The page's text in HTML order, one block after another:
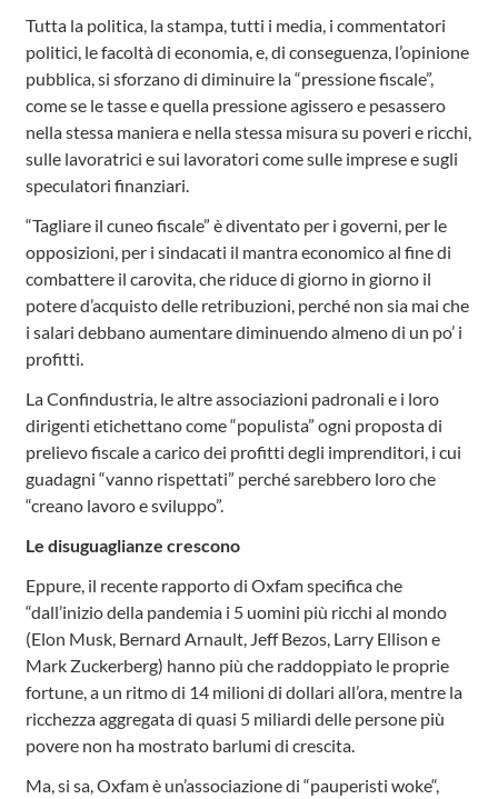
Tutta la politica, la stampa, tutti i media, i commentatori
politici, le facoltà di economia, e, di conseguenza, l’opinione
pubblica, si sforzano di diminuire la “pressione fiscale”,
come se le tasse e quella pressione agissero e pesassero
nella stessa maniera e nella stessa misura su poveri e ricchi,
sulle lavoratrici e sui lavoratori come sulle imprese e sugli
speculatori finanziari.
“Tagliare il cuneo fiscale” è diventato per i governi, per le
opposizioni, per i sindacati il mantra economico al fine di
combattere il carovita, che riduce di giorno in giorno il
potere d’acquisto delle retribuzioni, perché non sia mai che
i salari debbano aumentare diminuendo almeno di un po’ i
profitti.
La Confindustria, le altre associazioni padronali e i loro
dirigenti etichettano come “populista” ogni proposta di
prelievo fiscale a carico dei profitti degli imprenditori, i cui
guadagni “vanno rispettati” perché sarebbero loro che
“creano lavoro e sviluppo”.
Le disuguaglianze crescono
Eppure, il recente rapporto di Oxfam specifica che
“dall’inizio della pandemia i 5 uomini più ricchi al mondo
(Elon Musk, Bernard Arnault, Jeff Bezos, Larry Ellison e
Mark Zuckerberg) hanno più che raddoppiato le proprie
fortune, a un ritmo di 14 milioni di dollari all’ora, mentre la
ricchezza aggregata di quasi 5 miliardi delle persone più
povere non ha mostrato barlumi di crescita.
Ma, si sa, Oxfam è un’associazione di “pauperisti woke“,